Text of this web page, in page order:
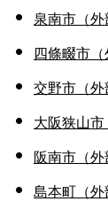
泉南市（外
四條畷市（
交野市（外
大阪狭山市
阪南市（外
島本町（外